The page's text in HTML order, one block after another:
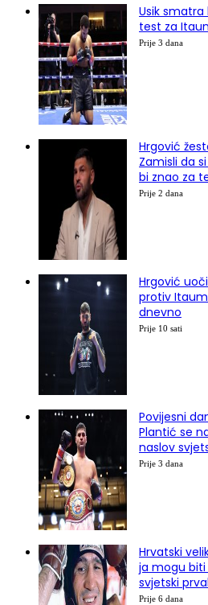
Usik smatra
test za
Prije 3 dana
Hrgović
Zamisli da
bi znao za
Prije 2 dana
Hrgović
protiv
dnevno
Prije 10 sati
Povijesni
Plantić se
naslov
Prije 3 dana
Hrvatski
ja mogu
svjetski
Prije 6 dana